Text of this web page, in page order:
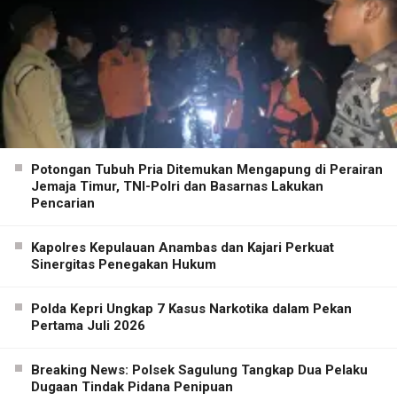
Potongan Tubuh Pria Ditemukan Mengapung di Perairan
Jemaja Timur, TNI-Polri dan Basarnas Lakukan
Pencarian
Kapolres Kepulauan Anambas dan Kajari Perkuat
Sinergitas Penegakan Hukum
Polda Kepri Ungkap 7 Kasus Narkotika dalam Pekan
Pertama Juli 2026
Breaking News: Polsek Sagulung Tangkap Dua Pelaku
Dugaan Tindak Pidana Penipuan